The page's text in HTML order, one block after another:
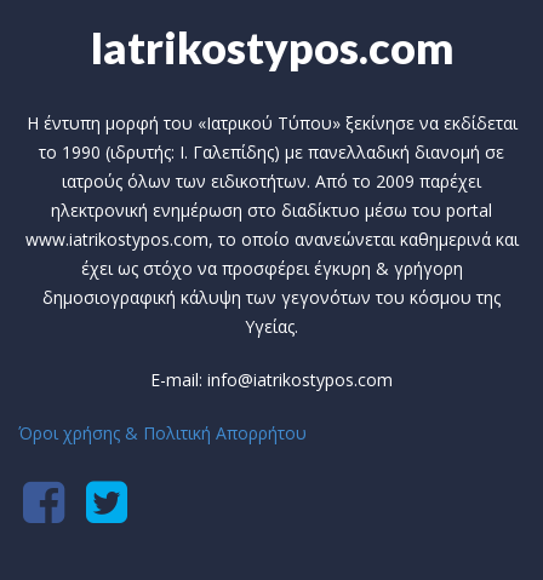
Iatrikostypos.com
Η έντυπη μορφή του «Ιατρικού Τύπου» ξεκίνησε να εκδίδεται
το 1990 (ιδρυτής: Ι. Γαλεπίδης) με πανελλαδική διανομή σε
ιατρούς όλων των ειδικοτήτων. Από το 2009 παρέχει
ηλεκτρονική ενημέρωση στο διαδίκτυο μέσω του portal
www.iatrikostypos.com, το οποίο ανανεώνεται καθημερινά και
έχει ως στόχο να προσφέρει έγκυρη & γρήγορη
δημοσιογραφική κάλυψη των γεγονότων του κόσμου της
Υγείας.
E-mail: info@iatrikostypos.com
Όροι χρήσης & Πολιτική Απορρήτου